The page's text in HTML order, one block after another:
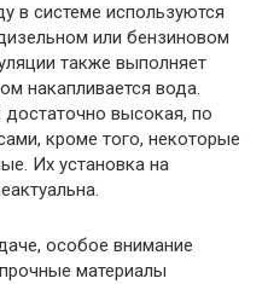
в системе используются
или бензиновом
также выполняет
накапливается вода.
высокая, по
кроме того, некоторые
Их установка на
особое внимание
материалы